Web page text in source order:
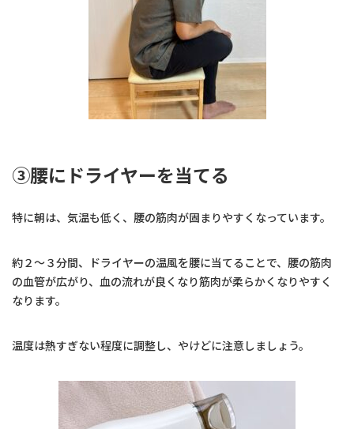
③腰にドライヤーを当てる
特に朝は、気温も低く、腰の筋肉が固まりやすくなっています。
約２〜３分間、ドライヤーの温風を腰に当てることで、腰の筋肉
の血管が広がり、血の流れが良くなり筋肉が柔らかくなりやすく
なります。
温度は熱すぎない程度に調整し、やけどに注意しましょう。